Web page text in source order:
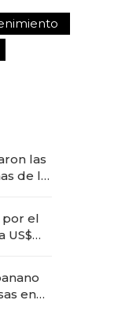
las
de la
por el
US$
en